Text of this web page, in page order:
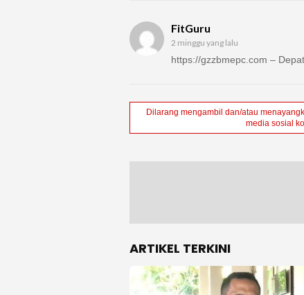
FitGuru
2 minggu yang lalu
https://gzzbmepc.com –
Dilarang mengambil dan/atau
media sosial
ARTIKEL TERKINI